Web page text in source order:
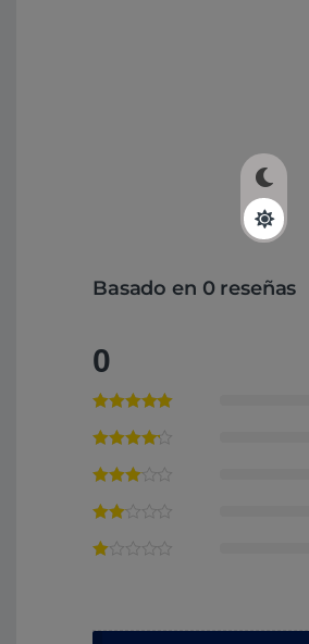
Basado en 0 reseñas
0